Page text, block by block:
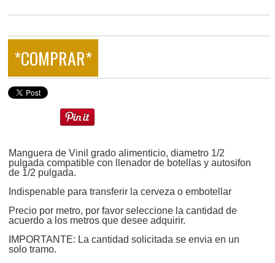
*COMPRAR*
Manguera de Vinil grado alimenticio, diametro 1/2
pulgada compatible con llenador de botellas y autosifon
de 1/2 pulgada.
Indispenable para transferir la cerveza o embotellar
Precio por metro, por favor seleccione la cantidad de
acuerdo a los metros que desee adquirir.
IMPORTANTE: La cantidad solicitada se envia en un
solo tramo.